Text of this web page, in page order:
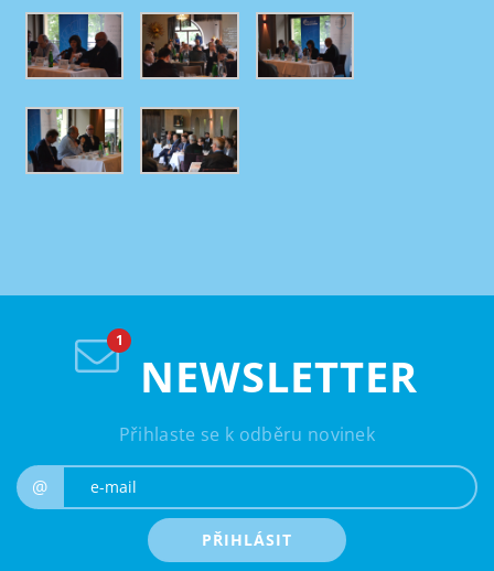
NEWSLETTER
Přihlaste se k odběru novinek
@
PŘIHLÁSIT